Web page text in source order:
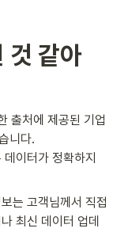
것 같아
출처에 제공된 기업
니다.
이터가 정확하지
는 고객님께서 직접
최신 데이터 업데